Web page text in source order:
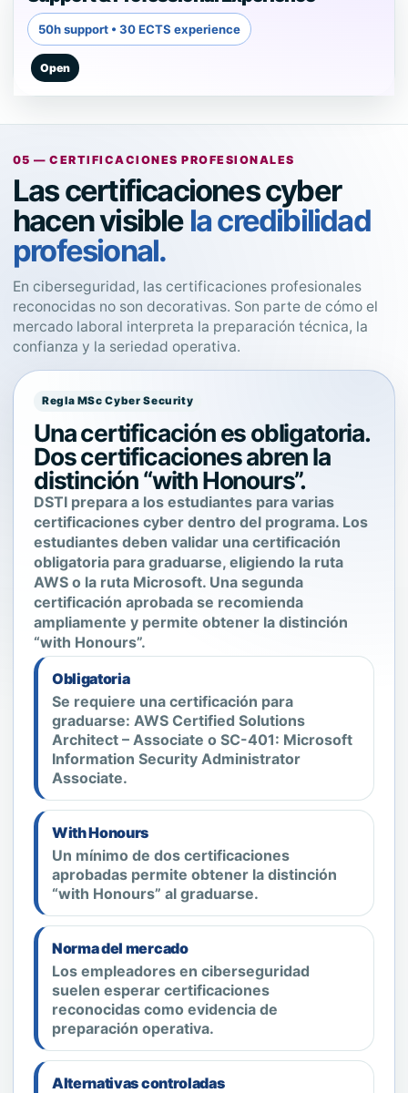
50h support • 30 ECTS experience
05 — CERTIFICACIONES PROFESIONALES
Las certificaciones cyber
hacen visible la credibilidad
profesional.
En ciberseguridad, las certificaciones profesionales
reconocidas no son decorativas. Son parte de cómo el
mercado laboral interpreta la preparación técnica, la
confianza y la seriedad operativa.
Regla MSc Cyber Security
Una certificación es obligatoria.
Dos certificaciones abren la
distinción “with Honours”.
DSTI prepara a los estudiantes para varias
certificaciones cyber dentro del programa. Los
estudiantes deben validar una certificación
obligatoria para graduarse, eligiendo la ruta
AWS o la ruta Microsoft. Una segunda
certificación aprobada se recomienda
ampliamente y permite obtener la distinción
“with Honours”.
Obligatoria
Se requiere una certificación para
graduarse: AWS Certified Solutions
Architect – Associate o SC-401: Microsoft
Information Security Administrator
Associate.
With Honours
Un mínimo de dos certificaciones
aprobadas permite obtener la distinción
“with Honours” al graduarse.
Norma del mercado
Los empleadores en ciberseguridad
suelen esperar certificaciones
reconocidas como evidencia de
preparación operativa.
Alternativas controladas